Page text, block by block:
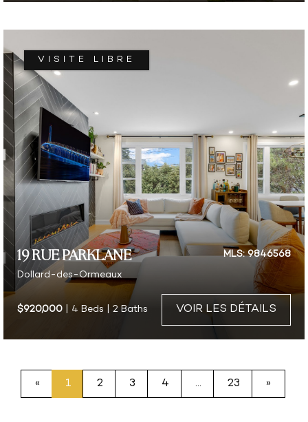
VISITE LIBRE
MLS: 9846568
19 RUE PARKLANE
Dollard-des-Ormeaux
$920,000 | 4 Beds | 2 Baths VOIR LES DÉTAILS
« 1 2 3 4 … 23 »